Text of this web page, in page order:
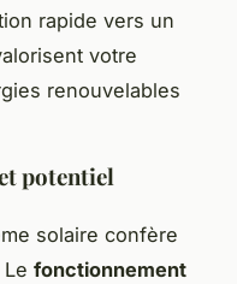
rapide vers un
votre
renouvelables
potentiel
solaire confère
fonctionnement